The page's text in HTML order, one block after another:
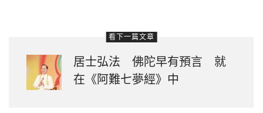
看下一篇文章
居士弘法 佛陀早有預言 就
在《阿難七夢經》中